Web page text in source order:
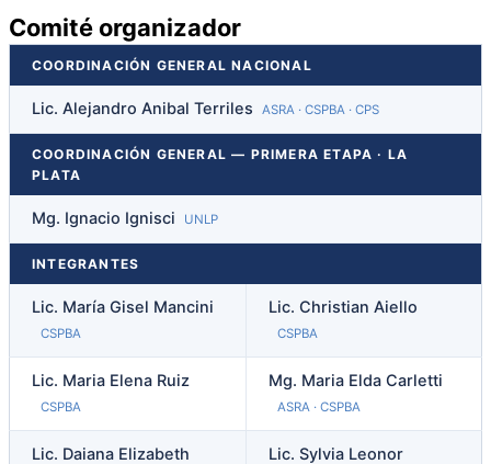
Comité organizador
COORDINACIÓN GENERAL NACIONAL
Lic. Alejandro Anibal Terriles ASRA · CSPBA · CPS
COORDINACIÓN GENERAL — PRIMERA ETAPA · LA
PLATA
Mg. Ignacio Ignisci UNLP
INTEGRANTES
Lic. María Gisel Mancini
CSPBA
Lic. Christian Aiello
CSPBA
Lic. Maria Elena Ruiz
CSPBA
Mg. Maria Elda Carletti
ASRA · CSPBA
Lic. Daiana Elizabeth
Lic. Sylvia Leonor